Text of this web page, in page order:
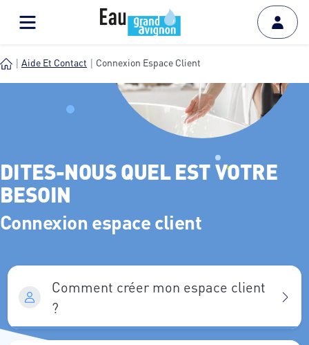
Aide Et Contact Connexion Espace Client
DITES-NOUS QUEL EST VOTRE
BESOIN
Connexion espace client
Comment créer mon espace client
?